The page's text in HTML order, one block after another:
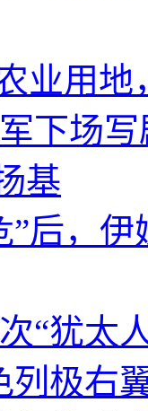
业用
下场
基
”后，
“犹太
列极右